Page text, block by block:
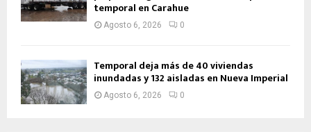
temporal en Carahue
Agosto 6, 2026 0
Temporal deja más de 40 viviendas
inundadas y 132 aisladas en Nueva Imperial
Agosto 6, 2026 0